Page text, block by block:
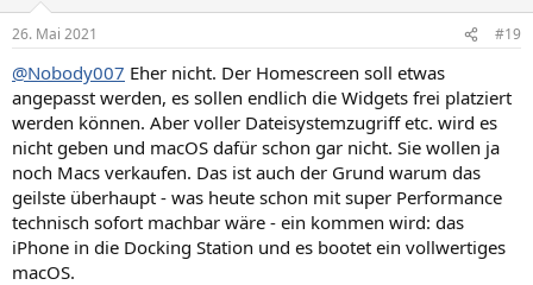
26. Mai 2021 #19
@Nobody007 Eher nicht. Der Homescreen soll etwas
angepasst werden, es sollen endlich die Widgets frei platziert
werden können. Aber voller Dateisystemzugriff etc. wird es
nicht geben und macOS dafür schon gar nicht. Sie wollen ja
noch Macs verkaufen. Das ist auch der Grund warum das
geilste überhaupt - was heute schon mit super Performance
technisch sofort machbar wäre - ein kommen wird: das
iPhone in die Docking Station und es bootet ein vollwertiges
macOS.